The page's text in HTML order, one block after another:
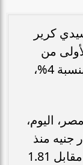
كرير
من
العام الجاري، ارتفاع أرباح الشركة بنسبة 4%،
اليوم،
ربح بلغ 1.88 مليار جنيه منذ
بداية يناير حتى نهاية سبتمبر 2024، مقابل 1.81